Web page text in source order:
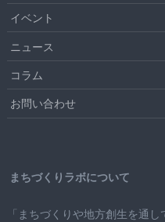
イベント
ニュース
コラム
お問い合わせ
まちづくりラボについて
「まちづくりや地方創生を通